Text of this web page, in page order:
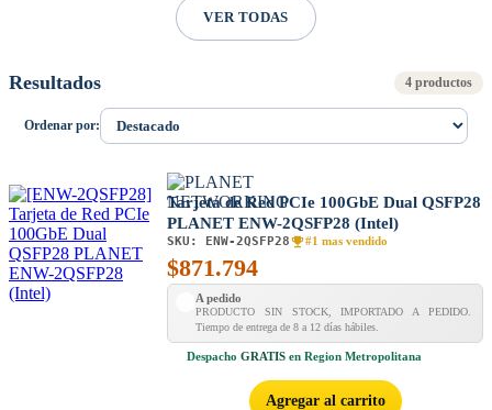
VER TODAS
Resultados 4 productos
Ordenar por:
Tarjeta de Red PCIe 100GbE Dual QSFP28
PLANET ENW-2QSFP28 (Intel)
SKU: ENW-2QSFP28 #1 mas vendido
$871.794
A pedido
PRODUCTO SIN STOCK, IMPORTADO A PEDIDO.
Tiempo de entrega de 8 a 12 días hábiles.
Despacho GRATIS en Region Metropolitana
Agregar al carrito